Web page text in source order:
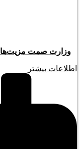
وزارت صمت مزیت‌های
اطلاعات بیشتر